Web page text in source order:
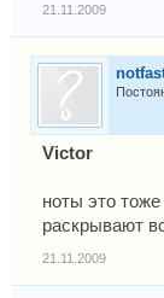
21.11.2009
Victor
ноты это
раскрывают
21.11.2009